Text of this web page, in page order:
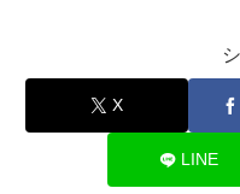
X
LINE